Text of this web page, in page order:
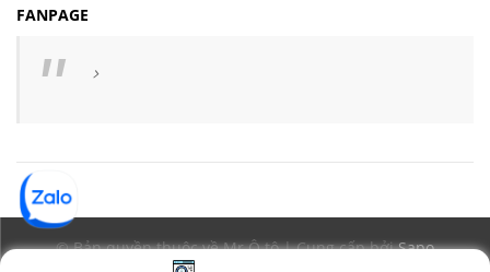
FANPAGE
© Bản quyền thuộc về Mr Ô tô | Cung cấp bởiSapo